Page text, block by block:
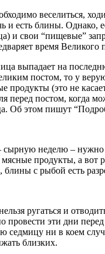
веселиться,
и есть блины. Однако,
и свои “пищевые”
время Великого
выпадает на
постом, то у
продукты (это не
перед постом, когда
Об этом пишут
сырную неделю – нужно
продукты, а вот
блины с рыбой есть
ругаться и
провести эти дни
седмицу ни в коем
близких.